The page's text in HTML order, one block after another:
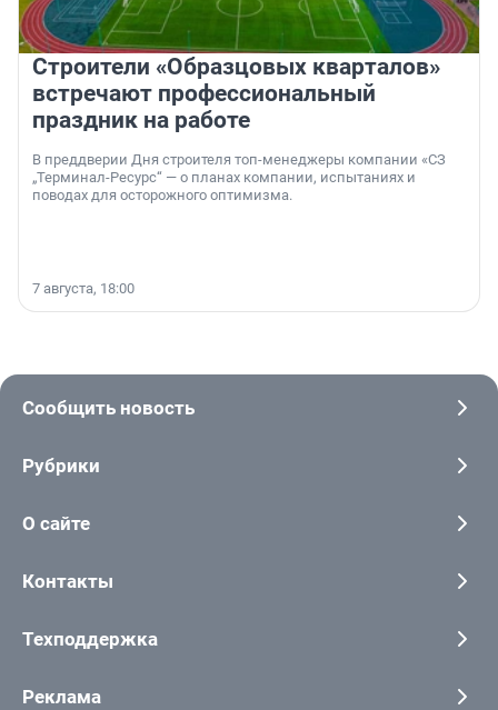
Строители «Образцовых кварталов»
встречают профессиональный
праздник на работе
В преддверии Дня строителя топ-менеджеры компании «СЗ
„Терминал-Ресурс“ — о планах компании, испытаниях и
поводах для осторожного оптимизма.
7 августа, 18:00
Сообщить новость
Рубрики
О сайте
Контакты
Техподдержка
Реклама